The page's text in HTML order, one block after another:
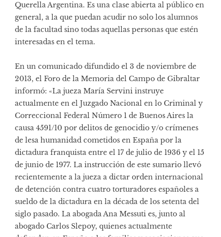
Querella Argentina. Es una clase abierta al público en
general, a la que puedan acudir no solo los alumnos
de la facultad sino todas aquellas personas que estén
interesadas en el tema.
En un comunicado difundido el 3 de noviembre de
2013, el Foro de la Memoria del Campo de Gibraltar
informó: «La jueza María Servini instruye
actualmente en el Juzgado Nacional en lo Criminal y
Correccional Federal Número 1 de Buenos Aires la
causa 4591/10 por delitos de genocidio y/o crímenes
de lesa humanidad cometidos en España por la
dictadura franquista entre el 17 de julio de 1936 y el 15
de junio de 1977. La instrucción de este sumario llevó
recientemente a la jueza a dictar orden internacional
de detención contra cuatro torturadores españoles a
sueldo de la dictadura en la década de los setenta del
siglo pasado. La abogada Ana Messuti es, junto al
abogado Carlos Slepoy, quienes actualmente